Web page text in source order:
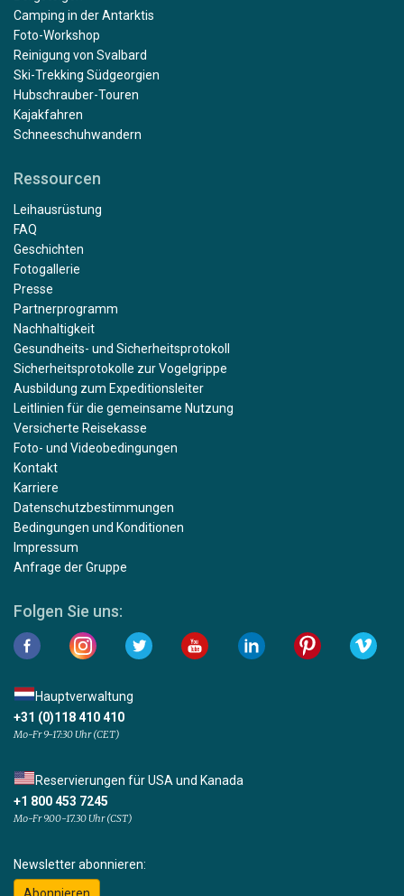
Camping in der Antarktis
Foto-Workshop
Reinigung von Svalbard
Ski-Trekking Südgeorgien
Hubschrauber-Touren
Kajakfahren
Schneeschuhwandern
Ressourcen
Leihausrüstung
FAQ
Geschichten
Fotogallerie
Presse
Partnerprogramm
Nachhaltigkeit
Gesundheits- und Sicherheitsprotokoll
Sicherheitsprotokolle zur Vogelgrippe
Ausbildung zum Expeditionsleiter
Leitlinien für die gemeinsame Nutzung
Versicherte Reisekasse
Foto- und Videobedingungen
Kontakt
Karriere
Datenschutzbestimmungen
Bedingungen und Konditionen
Impressum
Anfrage der Gruppe
Folgen Sie uns:
Hauptverwaltung
+31 (0)118 410 410
Mo-Fr 9-17:30 Uhr (CET)
Reservierungen für USA und Kanada
+1 800 453 7245
Mo-Fr 9.00-17.30 Uhr (CST)
Newsletter abonnieren: